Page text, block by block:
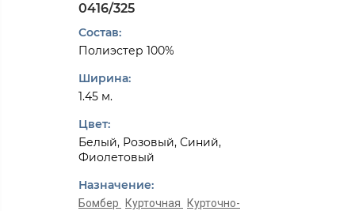
0416/325
Состав:
Полиэстер 100%
Ширина:
1.45 м.
Цвет:
Белый, Розовый, Синий,
Фиолетовый
Назначение:
Бомбер Курточная
Курточно-